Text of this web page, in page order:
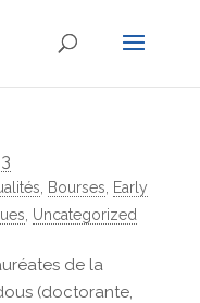
Bourses
Early
Uncategorized
de la
(doctorante,